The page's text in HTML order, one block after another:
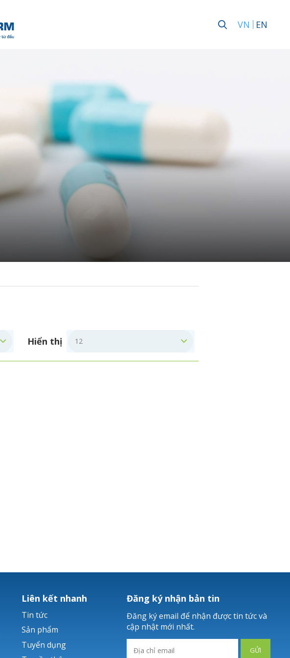
VN EN
Hiển thị
Liên kết nhanh
Tin tức
Sản phẩm
Tuyển dụng
Đăng ký nhận bản tin
Đăng ký email để nhận được tin tức và
cập nhật mới nhất.
GỬI